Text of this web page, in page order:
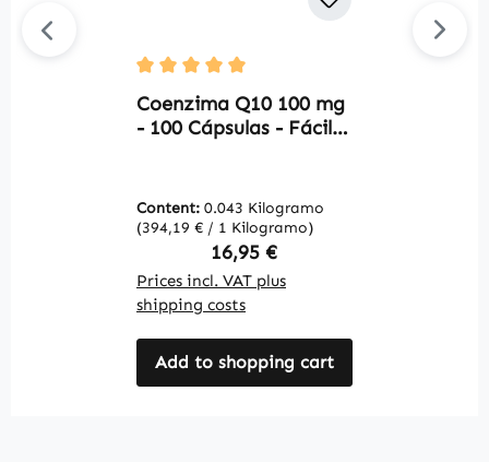
Average rating of 5 out of 5 stars
Coenzima Q10 100 mg
- 100 Cápsulas - Fácil
Vitalstoffe
Content: 0.043 Kilogramo
(394,19 € / 1 Kilogramo)
Regular price:
16,95 €
Prices incl. VAT plus
shipping costs
Add to shopping cart